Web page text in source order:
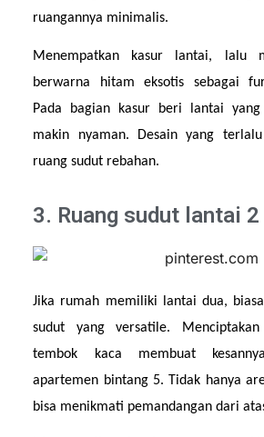
ruangannya minimalis.
Menempatkan kasur lantai, lalu
berwarna hitam eksotis sebagai
Pada bagian kasur beri lantai
makin nyaman. Desain yang
ruang sudut rebahan.
3. Ruang sudut lantai 2
Jika rumah memiliki lantai dua,
sudut yang versatile.
tembok kaca membuat
apartemen bintang 5. Tidak hanya
bisa menikmati pemandangan dari